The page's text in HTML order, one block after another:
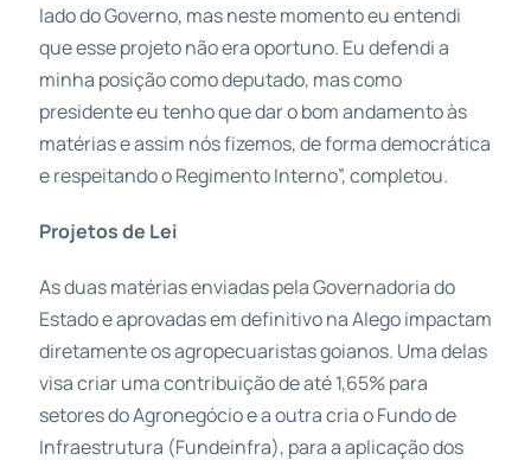
lado do Governo, mas neste momento eu entendi
que esse projeto não era oportuno. Eu defendi a
minha posição como deputado, mas como
presidente eu tenho que dar o bom andamento às
matérias e assim nós fizemos, de forma democrática
e respeitando o Regimento Interno”, completou.
Projetos de Lei
As duas matérias enviadas pela Governadoria do
Estado e aprovadas em definitivo na Alego impactam
diretamente os agropecuaristas goianos. Uma delas
visa criar uma contribuição de até 1,65% para
setores do Agronegócio e a outra cria o Fundo de
Infraestrutura (Fundeinfra), para a aplicação dos